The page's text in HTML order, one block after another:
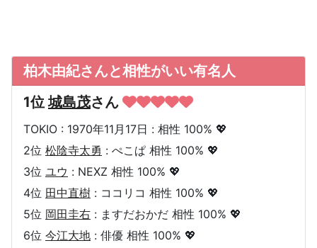
柏木由紀さんと相性がいい有名人
1位城島茂さん
TOKIO : 1970年11月17日 : 相性 100% 💖
2位 松陰寺太勇 : ぺこぱ 相性 100% 💖
3位 ユウ : NEXZ 相性 100% 💖
4位 田中直樹 : ココリコ 相性 100% 💖
5位 岡田圭右 : ますだおかだ 相性 100% 💖
6位 今江大地 : 俳優 相性 100% 💖